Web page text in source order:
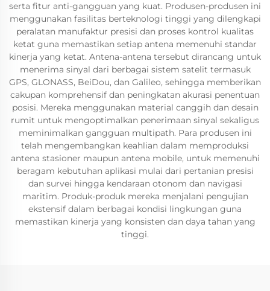
serta fitur anti-gangguan yang kuat. Produsen-produsen ini
menggunakan fasilitas berteknologi tinggi yang dilengkapi
peralatan manufaktur presisi dan proses kontrol kualitas
ketat guna memastikan setiap antena memenuhi standar
kinerja yang ketat. Antena-antena tersebut dirancang untuk
menerima sinyal dari berbagai sistem satelit termasuk
GPS, GLONASS, BeiDou, dan Galileo, sehingga memberikan
cakupan komprehensif dan peningkatan akurasi penentuan
posisi. Mereka menggunakan material canggih dan desain
rumit untuk mengoptimalkan penerimaan sinyal sekaligus
meminimalkan gangguan multipath. Para produsen ini
telah mengembangkan keahlian dalam memproduksi
antena stasioner maupun antena mobile, untuk memenuhi
beragam kebutuhan aplikasi mulai dari pertanian presisi
dan survei hingga kendaraan otonom dan navigasi
maritim. Produk-produk mereka menjalani pengujian
ekstensif dalam berbagai kondisi lingkungan guna
memastikan kinerja yang konsisten dan daya tahan yang
tinggi.